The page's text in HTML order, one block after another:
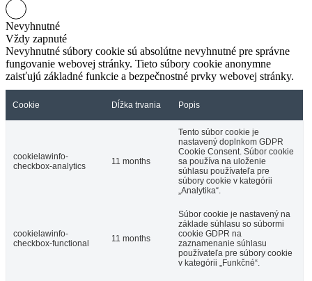
Nevyhnutné
Vždy zapnuté
Nevyhnutné súbory cookie sú absolútne nevyhnutné pre správne
fungovanie webovej stránky. Tieto súbory cookie anonymne
zaisťujú základné funkcie a bezpečnostné prvky webovej stránky.
Cookie Dĺžka trvania Popis
cookielawinfo-
checkbox-analytics
11 months
Tento súbor cookie je
nastavený doplnkom GDPR
Cookie Consent. Súbor cookie
sa používa na uloženie
súhlasu používateľa pre
súbory cookie v kategórii
„Analytika“.
cookielawinfo-
checkbox-functional
11 months
Súbor cookie je nastavený na
základe súhlasu so súbormi
cookie GDPR na
zaznamenanie súhlasu
používateľa pre súbory cookie
v kategórii „Funkčné“.